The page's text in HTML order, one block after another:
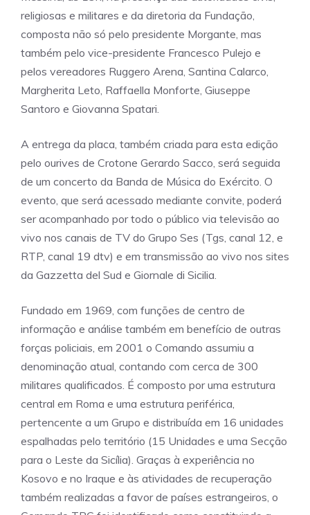
religiosas e militares e da diretoria da Fundação,
composta não só pelo presidente Morgante, mas
também pelo vice-presidente Francesco Pulejo e
pelos vereadores Ruggero Arena, Santina Calarco,
Margherita Leto, Raffaella Monforte, Giuseppe
Santoro e Giovanna Spatari.
A entrega da placa, também criada para esta edição
pelo ourives de Crotone Gerardo Sacco, será seguida
de um concerto da Banda de Música do Exército. O
evento, que será acessado mediante convite, poderá
ser acompanhado por todo o público via televisão ao
vivo nos canais de TV do Grupo Ses (Tgs, canal 12, e
RTP, canal 19 dtv) e em transmissão ao vivo nos sites
da Gazzetta del Sud e Giornale di Sicilia.
Fundado em 1969, com funções de centro de
informação e análise também em benefício de outras
forças policiais, em 2001 o Comando assumiu a
denominação atual, contando com cerca de 300
militares qualificados. É composto por uma estrutura
central em Roma e uma estrutura periférica,
pertencente a um Grupo e distribuída em 16 unidades
espalhadas pelo território (15 Unidades e uma Secção
para o Leste da Sicília). Graças à experiência no
Kosovo e no Iraque e às atividades de recuperação
também realizadas a favor de países estrangeiros, o